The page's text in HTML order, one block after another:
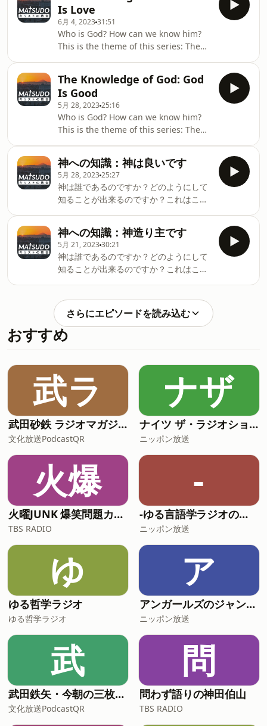
See acast.com/privacy for more
information.
Is Love
6月 4, 202331:51
Who is God? How can we know him?
This is the theme of this series: The
Hosted on Acast. See
acast.com/privacy for more
information.
The Knowledge of God: God
Is Good
5月 28, 202325:16
Who is God? How can we know him?
This is the theme of this series: The
28, 2023Bible passages: James 1:13-
18; Psalm 34:8-10 Hosted on Acast.
See acast.com/privacy for more
information.
神への知識：神は良いです
5月 28, 202325:27
神は誰であるのですか？どのようにして
知ることが出来るのですか？これはこの
２３年５月２８日聖書箇所：ヤコブ１章
１３～１８節；詩篇３４篇８～１０節
Hosted on Acast. See
acast.com/privacy for more
information.
神への知識：神造り主です
5月 21, 202330:21
神は誰であるのですか？どのようにして
知ることが出来るのですか？これはこの
１節、２６～２７節；詩篇３３章６～９
節；エレミヤ書１０章１１～１６節
Hosted on Acast. See
acast.com/privacy for more
さらにエピソードを読み込む
おすすめ
武ラ
武田砂鉄 ラジオマガジン 「ラジマガコラム」
文化放送PodcastQR
ナザ
ナイツ ザ・ラジオショー【最新回のみ】
ニッポン放送
火爆
火曜JUNK 爆笑問題カーボーイ
TBS RADIO
-
-ゆる言語学ラジオのオールナイトニッポンPODCAST【月替り・5月担当】---
ニッポン放送
ゆ
ゆる哲学ラジオ
ゆる哲学ラジオ
ア
アンガールズのジャンピン[-オールナイトニッポンPODCAST-]
ニッポン放送
武
武田鉄矢・今朝の三枚おろし
文化放送PodcastQR
問
問わず語りの神田伯山
TBS RADIO